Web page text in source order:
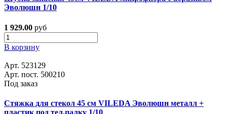
Эволюшн 1/10
1 929.00 руб
В корзину
Арт. 523129
Арт. пост. 500210
Под заказ
Стяжка для стекол 45 см VILEDA Эволюшн металл +
пластик под тел.палку 1/10